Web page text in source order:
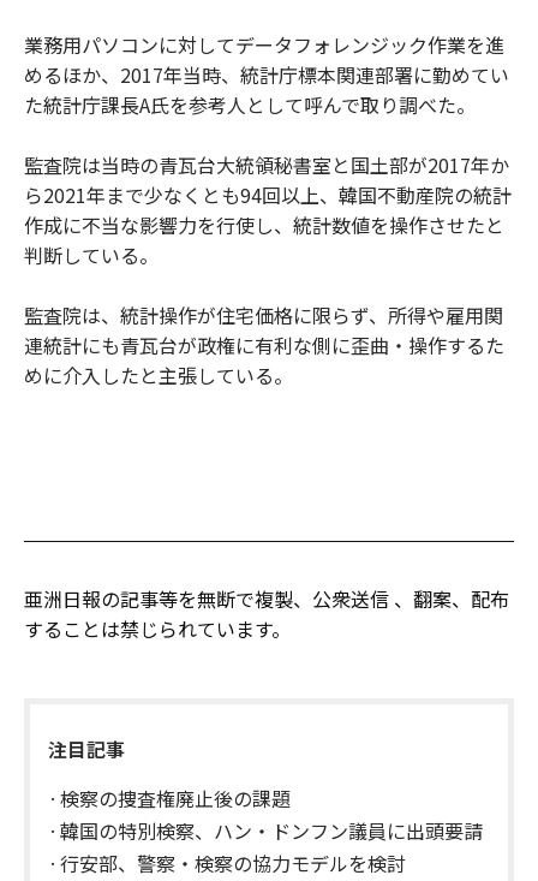
業務用パソコンに対してデータフォレンジック作業を進
めるほか、2017年当時、統計庁標本関連部署に勤めてい
た統計庁課長A氏を参考人として呼んで取り調べた。
監査院は当時の青瓦台大統領秘書室と国土部が2017年か
ら2021年まで少なくとも94回以上、韓国不動産院の統計
作成に不当な影響力を行使し、統計数値を操作させたと
判断している。
監査院は、統計操作が住宅価格に限らず、所得や雇用関
連統計にも青瓦台が政権に有利な側に歪曲・操作するた
めに介入したと主張している。
亜洲日報の記事等を無断で複製、公衆送信 、翻案、配布
することは禁じられています。
注目記事
検察の捜査権廃止後の課題
韓国の特別検察、ハン・ドンフン議員に出頭要請
行安部、警察・検察の協力モデルを検討